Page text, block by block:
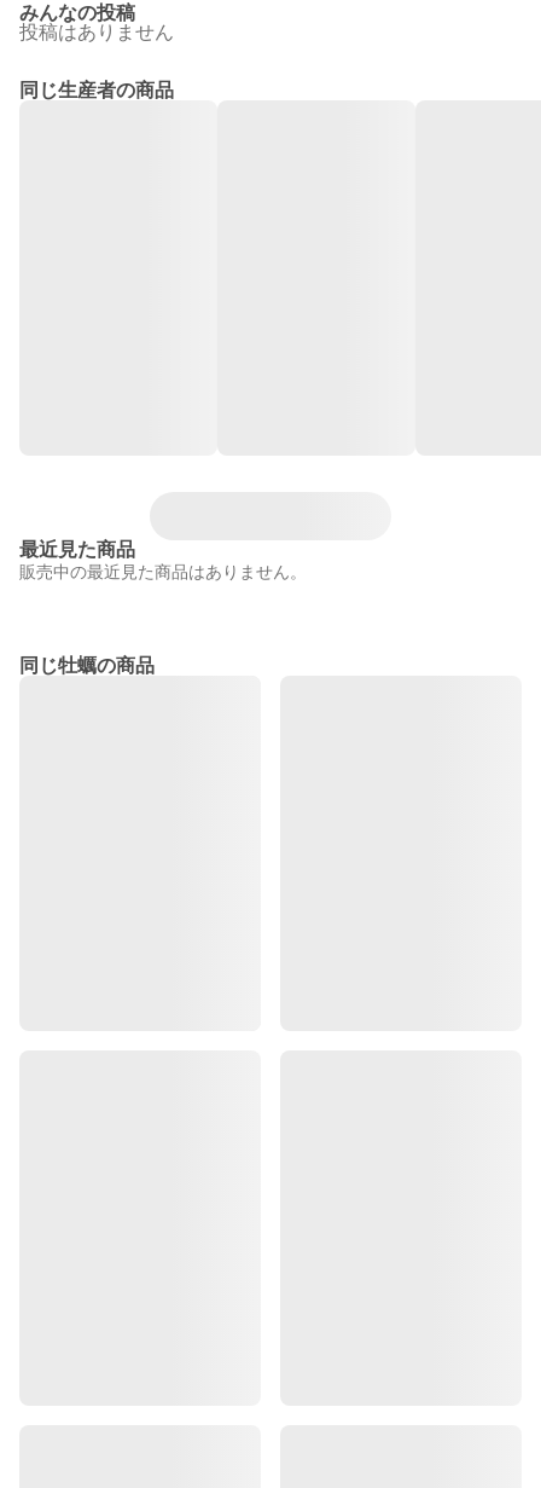
みんなの投稿
投稿はありません
同じ生産者の商品
最近見た商品
販売中の最近見た商品はありません。
同じ牡蠣の商品